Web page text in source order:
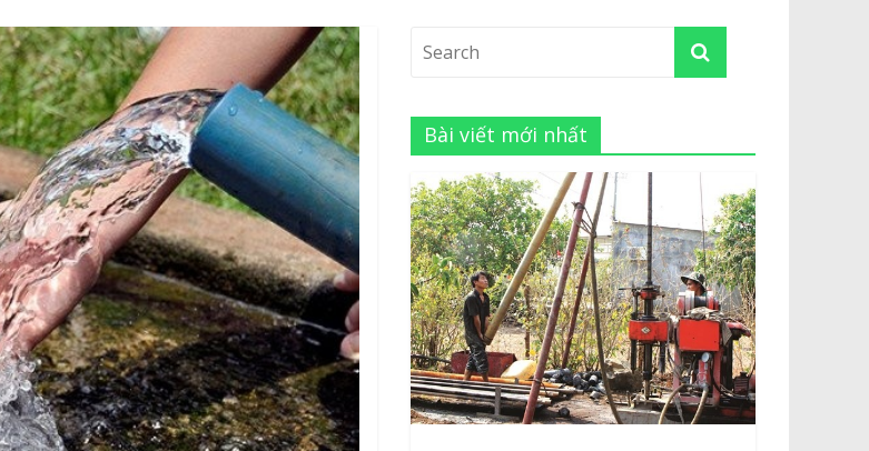
Bài viết mới nhất